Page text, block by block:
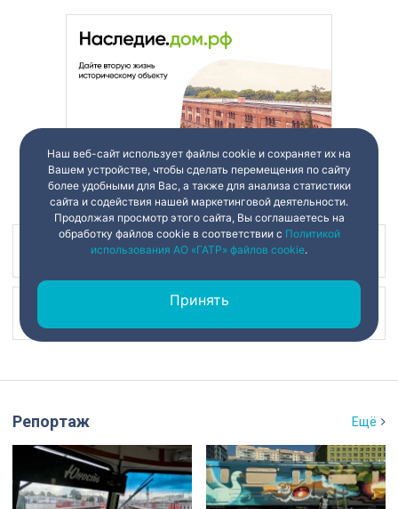
Наш канал в
Наш канал в
Репортаж Ещё
Наш веб-сайт использует файлы cookie и сохраняет их на
Вашем устройстве, чтобы сделать перемещения по сайту
более удобными для Вас, а также для анализа статистики
сайта и содействия нашей маркетинговой деятельности.
Продолжая просмотр этого сайта, Вы соглашаетесь на
обработку файлов cookie в соответствии с Политикой
использования АО «ГАТР» файлов cookie.
Принять